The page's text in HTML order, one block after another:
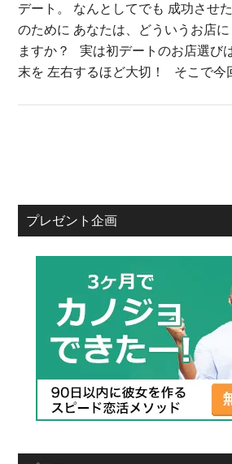
デート。 なんとしてでも 成功させ
のために あなたは、どういうお店
ますか？ 実は初デートのお店選び
末を 左右するほど大切！ そこで今
プレゼント企画